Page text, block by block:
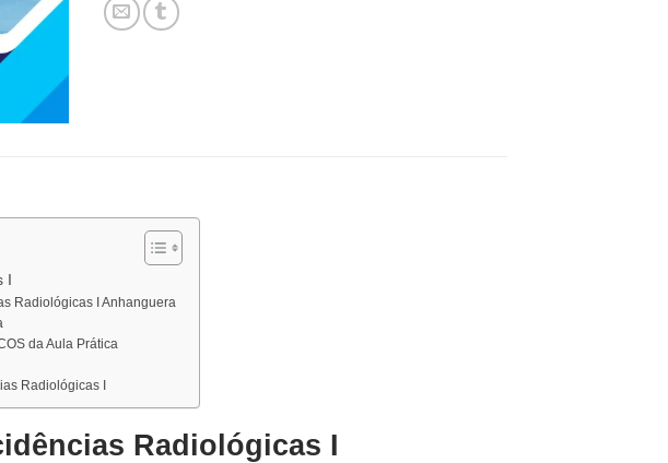
I
Radiológicas I Anhanguera
da Aula Prática
Radiológicas I
Radiológicas I